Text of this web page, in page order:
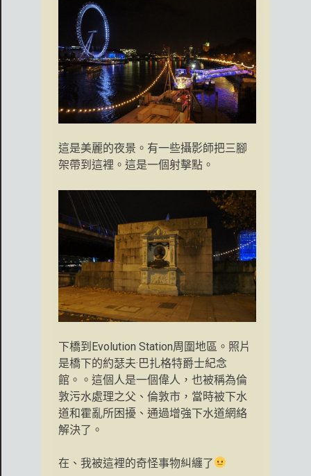
這是美麗的夜景。有一些攝影師把三腳
架帶到這裡。這是一個射擊點。
下橋到Evolution Station周圍地區。照片
是橋下的約瑟夫·巴扎格特爵士紀念
館。。這個人是一個偉人，也被稱為倫
敦污水處理之父、倫敦市，當時被下水
道和霍亂所困擾、通過增強下水道網絡
解決了。
在、我被這裡的奇怪事物糾纏了